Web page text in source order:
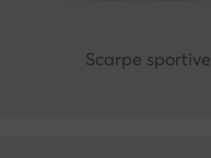
Scarpe sportive